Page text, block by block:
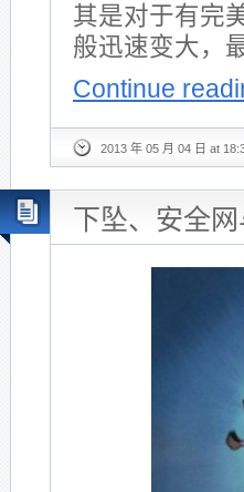
其是对于有完
般迅速变大，
Continue
2013 年 05 月 04 日 at
下坠、安全